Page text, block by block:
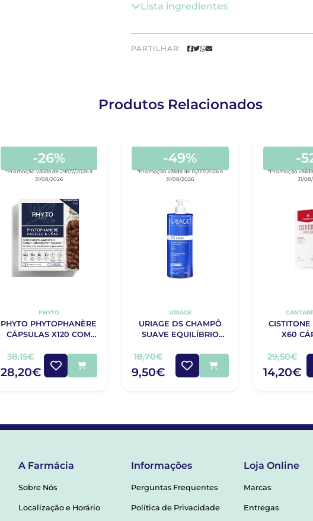
Lista ingredientes
PARTILHAR:
Produtos Relacionados
-26%
*Promoção válida de 29/07/2026 a
31/08/2026
PHYTO
PHYTO PHYTOPHANÈRE
CÁPSULAS X120 COM
38,15€
28,20€
-49%
*Promoção válida de 15/07/2026 a
31/08/2026
URIAGE
URIAGE DS CHAMPÔ
SUAVE EQUILÍBRIO
18,70€
9,50€
-
*Promoção
31/
X60
29,50€
14,20€
A Farmácia
Sobre Nós
Localização e Horário
Informações
Perguntas Frequentes
Política de Privacidade
Loja Online
Marcas
Entregas